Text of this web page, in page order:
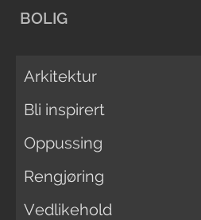
BOLIG
Arkitektur
Bli inspirert
Oppussing
Rengjøring
Vedlikehold